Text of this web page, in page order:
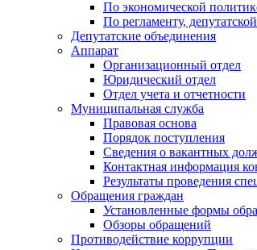
По экономической
По регламенту,
Депутатские объединения
Аппарат
Организационный отдел
Юридический отдел
Отдел учета и отчетности
Муниципальная служба
Правовая основа
Порядок поступления
Сведения о вакантных
Контактная информация
Результаты проведения
Обращения граждан
Установленные формы
Обзоры обращений
Противодействие коррупции